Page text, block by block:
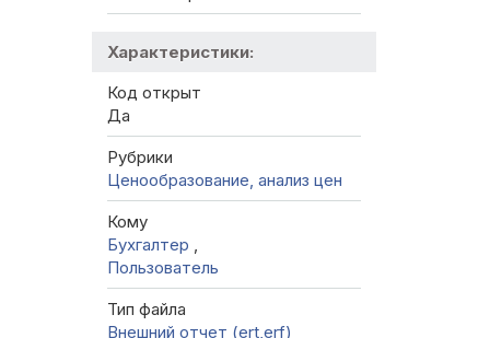
Характеристики:
Код открыт
Да
Рубрики
Ценообразование, анализ цен
Кому
Бухгалтер ,
Пользователь
Тип файла
Внешний отчет (ert,erf)